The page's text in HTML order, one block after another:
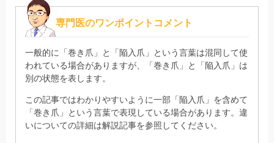
専門医のワンポイントコメント
一般的に「巻き爪」と「陥入爪」という言葉は混同して使
われている場合がありますが、「巻き爪」と「陥入爪」は
別の状態を表します。
この記事ではわかりやすいように一部「陥入爪」を含めて
「巻き爪」という言葉で表現している場合があります。違
いについての詳細は解説記事を参照してください。